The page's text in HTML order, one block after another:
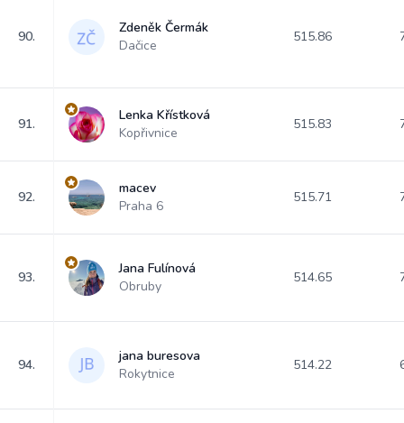
90.
Zdeněk Čermák
Dačice
515.86
91.
Lenka Křístková
Kopřivnice
515.83
92.
macev
Praha 6
515.71
93.
Jana Fulínová
Obruby
514.65
94.
jana buresova
Rokytnice
514.22